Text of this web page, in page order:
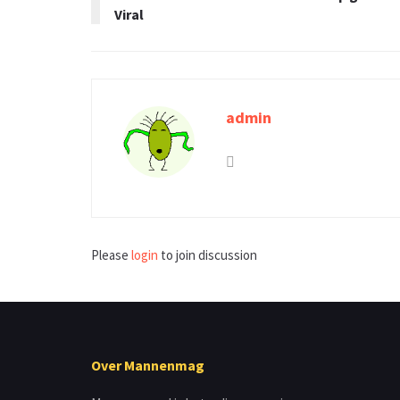
Viral
admin
Please login to join discussion
Over Mannenmag